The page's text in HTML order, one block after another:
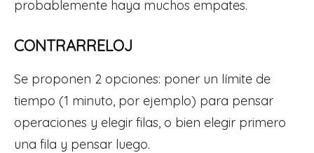
probablemente haya muchos empates.
CONTRARRELOJ
Se proponen 2 opciones: poner un límite de
tiempo (1 minuto, por ejemplo) para pensar
operaciones y elegir filas, o bien elegir primero
una fila y pensar luego.